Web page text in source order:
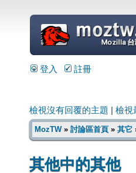
=
登入 註冊
檢視沒有回覆的主題 檢視
MozTW» 討論區首頁 » 其它
其他中的其他